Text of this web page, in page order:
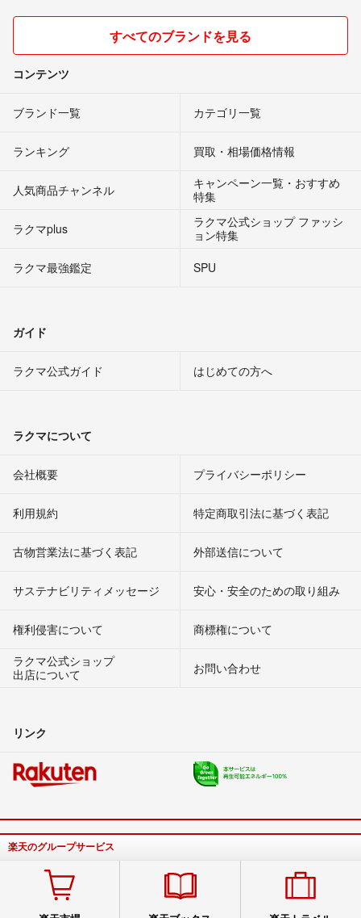
すべてのブランドを見る
コンテンツ
ブランド一覧 カテゴリ一覧
ランキング 買取・相場価格情報
人気商品チャンネル
キャンペーン一覧・おすすめ
特集
ラクマplus
ラクマ公式ショップ ファッシ
ョン特集
ラクマ最強鑑定
SPU
ガイド
ラクマ公式ガイド はじめての方へ
ラクマについて
会社概要 プライバシーポリシー
利用規約 特定商取引法に基づく表記
古物営業法に基づく表記 外部送信について
サステナビリティメッセージ 安心・安全のための取り組み
権利侵害について
商標権について
ラクマ公式ショップ
出店について
お問い合わせ
リンク
楽天のグループサービス